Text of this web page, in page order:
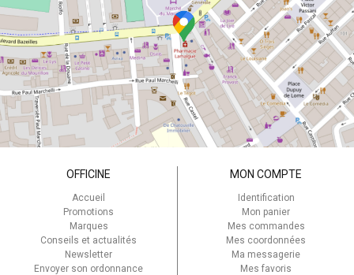
OFFICINE
Accueil
Promotions
Marques
Conseils et actualités
Newsletter
Envoyer son ordonnance
MON COMPTE
Identification
Mon panier
Mes commandes
Mes coordonnées
Ma messagerie
Mes favoris